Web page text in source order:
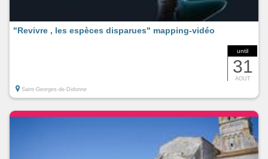
until
31
AOUT
"Revivre , les espèces disparues" mapping-vidéo
Saint-Georges-de-Didonne